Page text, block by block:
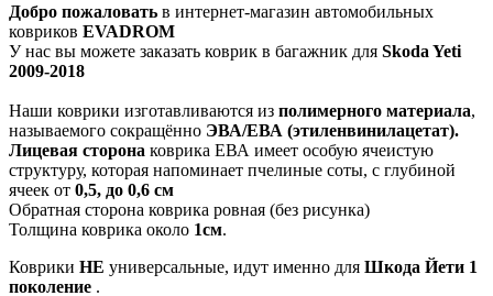
Добро пожаловать в интернет-магазин автомобильных
ковриков EVADROM
У нас вы можете заказать коврик в багажник для Skoda Yeti
2009-2018
Наши коврики изготавливаются из полимерного материала,
называемого сокращённо ЭВА/ЕВА (этиленвинилацетат).
Лицевая сторона коврика ЕВА имеет особую ячеистую
структуру, которая напоминает пчелиные соты, с глубиной
ячеек от 0,5, до 0,6 см
Обратная сторона коврика ровная (без рисунка)
Толщина коврика около 1см.
Коврики НЕ универсальные, идут именно для Шкода Йети 1
поколение .